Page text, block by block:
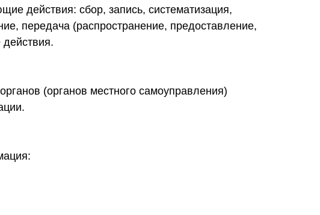
действия: сбор, запись, систематизация,
передача (распространение, предоставление,
(органов местного самоуправления)